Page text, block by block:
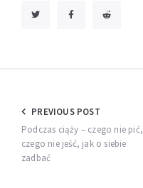
Nawigacja
wpisu
PREVIOUS POST
Podczas ciąży – czego nie pić,
czego nie jeść, jak o siebie
zadbać